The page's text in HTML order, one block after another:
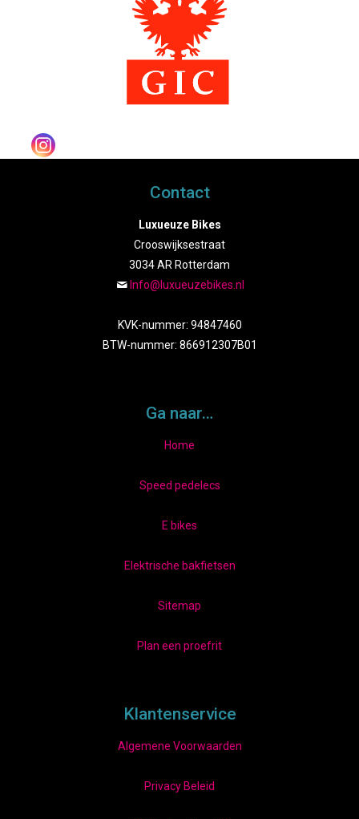
Contact
Luxueuze Bikes
Crooswijksestraat
3034 AR Rotterdam
Info@luxueuzebikes.nl
KVK-nummer: 94847460
BTW-nummer: 866912307B01
Ga naar…
Home
Speed pedelecs
E bikes
Elektrische bakfietsen
Sitemap
Plan een proefrit
Klantenservice
Algemene Voorwaarden
Privacy Beleid